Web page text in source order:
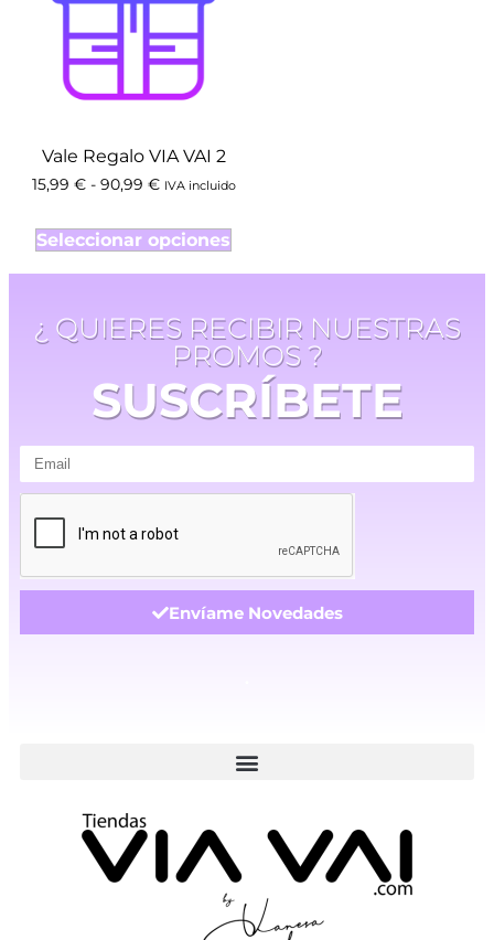
Vale Regalo VIA VAI 2
15,99 € - 90,99 € IVA incluido
Seleccionar opciones
¿ QUIERES RECIBIR NUESTRAS
PROMOS ?
SUSCRÍBETE
Envíame Novedades